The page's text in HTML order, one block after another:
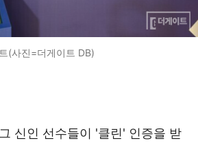
(사진=더게이트 DB)
신인 선수들이 '클린' 인증을 받